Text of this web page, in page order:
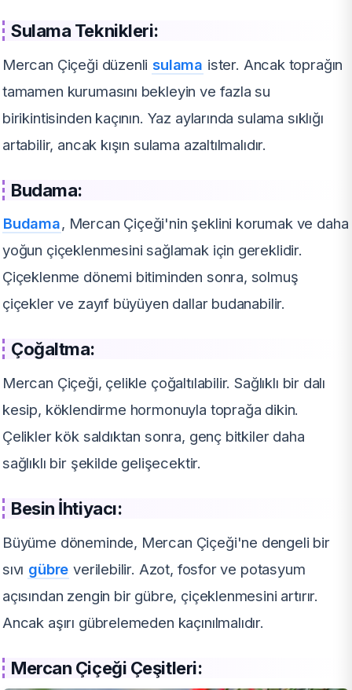
Sulama Teknikleri:
Mercan Çiçeği düzenli sulama ister. Ancak toprağın
tamamen kurumasını bekleyin ve fazla su
birikintisinden kaçının. Yaz aylarında sulama sıklığı
artabilir, ancak kışın sulama azaltılmalıdır.
Budama:
Budama, Mercan Çiçeği'nin şeklini korumak ve daha
yoğun çiçeklenmesini sağlamak için gereklidir.
Çiçeklenme dönemi bitiminden sonra, solmuş
çiçekler ve zayıf büyüyen dallar budanabilir.
Çoğaltma:
Mercan Çiçeği, çelikle çoğaltılabilir. Sağlıklı bir dalı
kesip, köklendirme hormonuyla toprağa dikin.
Çelikler kök saldıktan sonra, genç bitkiler daha
sağlıklı bir şekilde gelişecektir.
Besin İhtiyacı:
Büyüme döneminde, Mercan Çiçeği'ne dengeli bir
sıvı gübre verilebilir. Azot, fosfor ve potasyum
açısından zengin bir gübre, çiçeklenmesini artırır.
Ancak aşırı gübrelemeden kaçınılmalıdır.
Mercan Çiçeği Çeşitleri: